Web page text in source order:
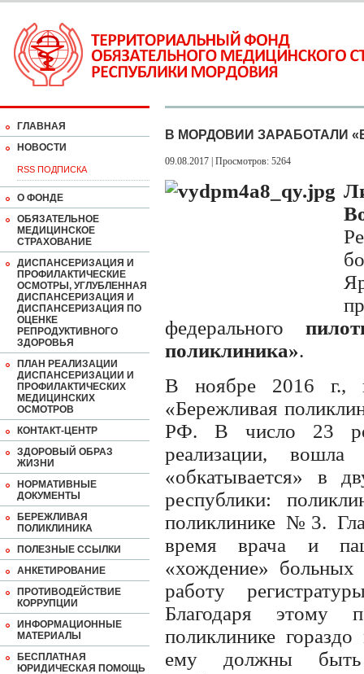
ГЛАВНАЯ
НОВОСТИ
RSS ПОДПИСКА
О ФОНДЕ
ОБЯЗАТЕЛЬНОЕ
МЕДИЦИНСКОЕ
СТРАХОВАНИЕ
ДИСПАНСЕРИЗАЦИЯ И
ПРОФИЛАКТИЧЕСКИЕ
ОСМОТРЫ, УГЛУБЛЕННАЯ
ДИСПАНСЕРИЗАЦИЯ И
ДИСПАНСЕРИЗАЦИЯ ПО
ОЦЕНКЕ
РЕПРОДУКТИВНОГО
ЗДОРОВЬЯ
ПЛАН РЕАЛИЗАЦИИ
ДИСПАНСЕРИЗАЦИИ И
ПРОФИЛАКТИЧЕСКИХ
МЕДИЦИНСКИХ
ОСМОТРОВ
КОНТАКТ-ЦЕНТР
ЗДОРОВЫЙ ОБРАЗ
ЖИЗНИ
НОРМАТИВНЫЕ
ДОКУМЕНТЫ
БЕРЕЖЛИВАЯ
ПОЛИКЛИНИКА
ПОЛЕЗНЫЕ ССЫЛКИ
АНКЕТИРОВАНИЕ
ПРОТИВОДЕЙСТВИЕ
КОРРУПЦИИ
ИНФОРМАЦИОННЫЕ
МАТЕРИАЛЫ
БЕСПЛАТНАЯ
ЮРИДИЧЕСКАЯ ПОМОЩЬ
В МОРДОВИИ ЗАРАБОТАЛИ
09.08.2017 | Просмотров: 5264
федерального
поликлиника».
В ноябре 2016 г.,
«Бережливая
РФ. В число 23
реализации,
«обкатывается» в
республики:
поликлинике №3.
время врача и
«хождение» больных
работу
Благодаря этому
поликлинике
ему должны быть